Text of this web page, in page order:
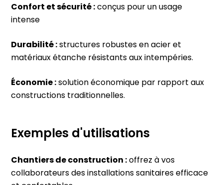
Confort et sécurité :conçus pour un usage
intense
Durabilité :structures robustes en acier et
matériaux étanche résistants aux intempéries.
Économie :solution économique par rapport aux
constructions traditionnelles.
Exemples d'utilisations
Chantiers de construction :offrez à vos
collaborateurs des installations sanitaires efficace